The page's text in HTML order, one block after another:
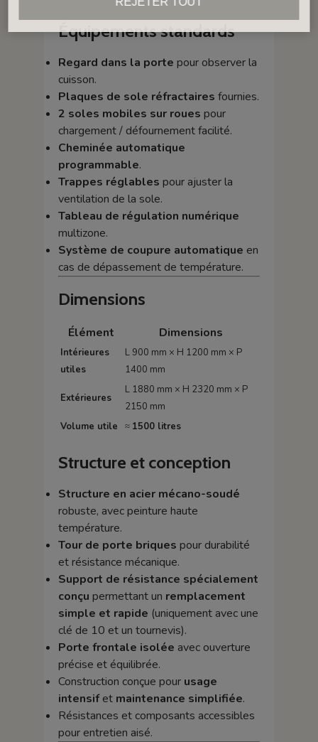
Équipements standards
Regard dans la porte pour observer la
cuisson.
Plaques de sole réfractaires fournies.
2 soles mobiles sur roues pour
chargement / défournement facilité.
Cheminée automatique
programmable.
Trappes réglables pour ajuster la
ventilation de la sole.
Tableau de régulation numérique
multizone.
Système de coupure automatique en
cas de dépassement de température.
Dimensions
Élément Dimensions
Intérieures
utiles
L 900 mm × H 1200 mm × P
1400 mm
Extérieures
L 1880 mm × H 2320 mm × P
2150 mm
Volume utile
≈ 1500 litres
Structure et conception
Structure en acier mécano-soudé
robuste, avec peinture haute
température.
Tour de porte briques pour durabilité
et résistance mécanique.
Support de résistance spécialement
conçu permettant un remplacement
simple et rapide (uniquement avec une
clé de 10 et un tournevis).
Porte frontale isolée avec ouverture
précise et équilibrée.
Construction conçue pour usage
intensifet maintenance simplifiée.
Résistances et composants accessibles
pour entretien aisé.